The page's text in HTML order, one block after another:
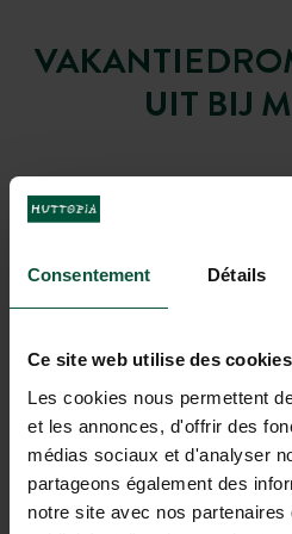
Consentement Détails
Ce site web utilise des
Les cookies nous permettent
et les annonces, d'offrir des
médias sociaux et d'analyser
partageons également des
notre site avec nos
UIT BIJ